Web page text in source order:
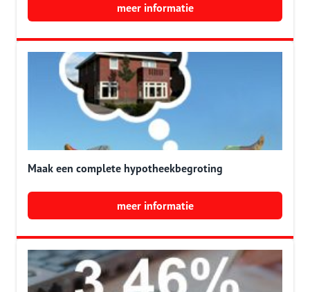
meer informatie
Maak een complete hypotheekbegroting
meer informatie